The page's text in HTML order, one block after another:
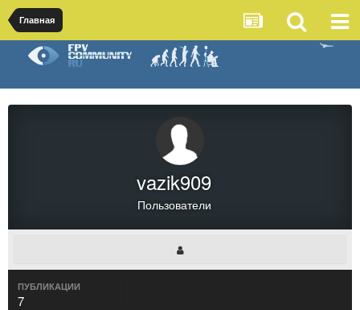
Главная
vazik909
Пользователи
ПУБЛИКАЦИИ
7